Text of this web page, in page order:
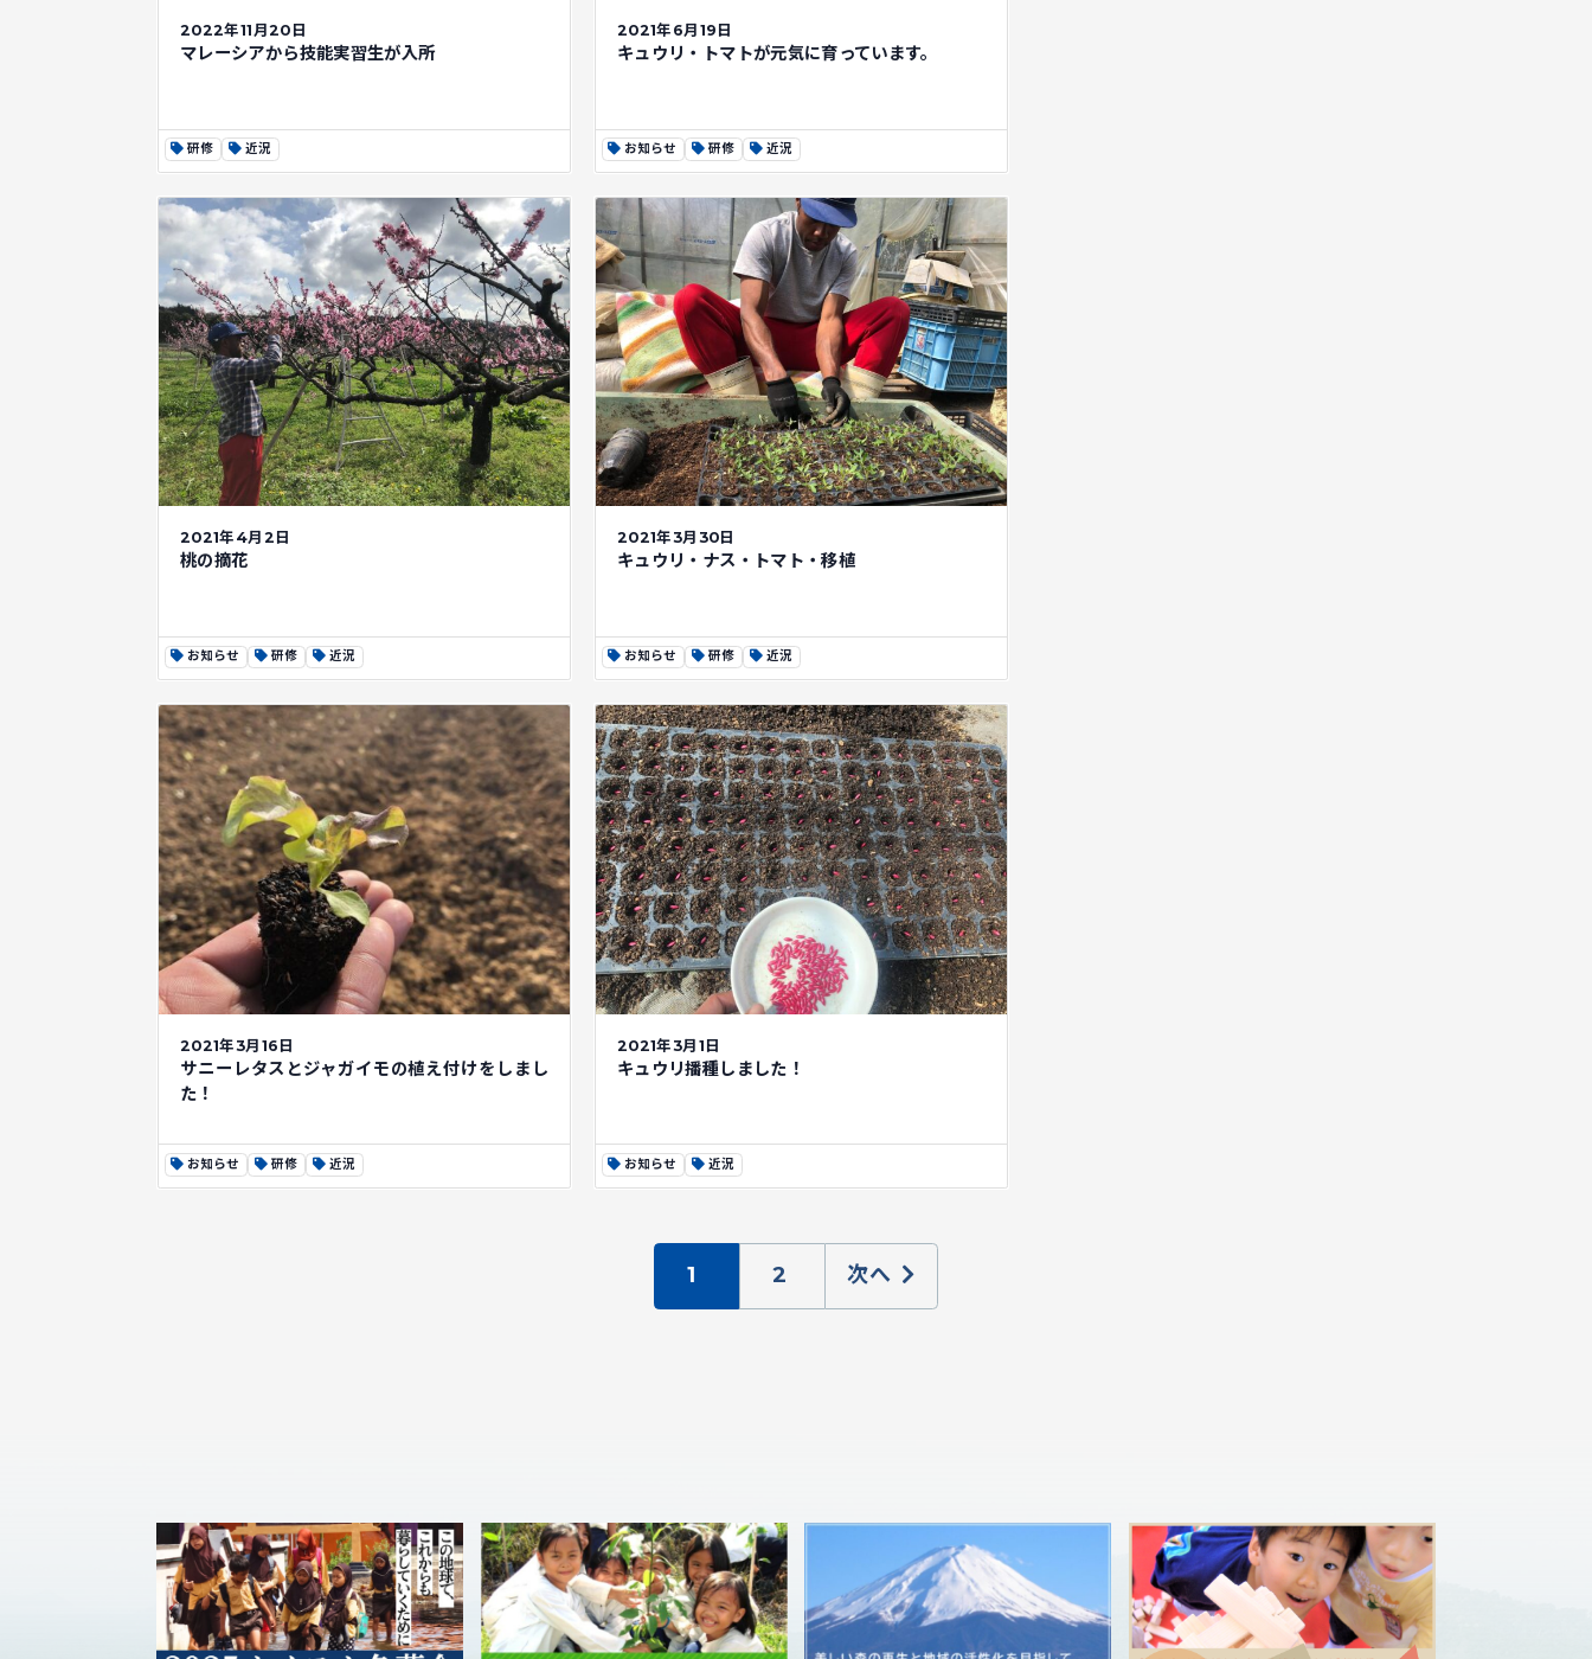
2022年11月20日
マレーシアから技能実習生が入所
研修 近況
2021年6月19日
キュウリ・トマトが元気に育っています。
お知らせ 研修 近況
2021年4月2日
桃の摘花
お知らせ 研修 近況
2021年3月30日
キュウリ・ナス・トマト・移植
お知らせ 研修 近況
2021年3月16日
サニーレタスとジャガイモの植え付けをしまし
た！
お知らせ 研修 近況
2021年3月1日
キュウリ播種しました！
お知らせ 近況
1 2 次へ